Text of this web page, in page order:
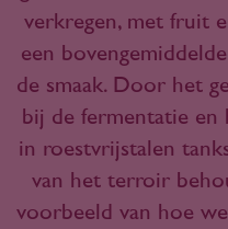
verkregen, met fruit
een
de smaak. Door het
bij de fermentatie en
in roestvrijstalen
van het terroir
voorbeeld van hoe